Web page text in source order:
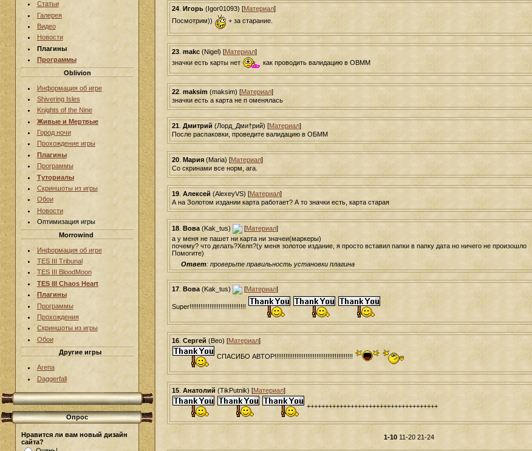
Статьи
Галерея
Видео
Новости
Плагины
Программы
Oblivion
Информация об игре
Shivering Isles
Knights of the Nine
Живые и Мертвые
Город ночи
Прохождение игры
Плагины
Программы
Туториалы
Скриншоты из игры
Обои
Новости
Оптимизация игры
Morrowind
Информация об игре
TES III Tribunal
TES III BloodMoon
TES III Chaos Heart
Плагины
Программы
Прохождения
Скриншоты из игры
Обои
Другие игры
Arena
Daggerfall
Опрос
Нравится ли вам новый дизайн
сайта?
24. Игорь(Igor01093) [Материал]
Посмотрим))
+ за старание.
23. makc(Nigel) [Материал]
значки есть карты нет
как проводить валидацию в OBMM
22. maksim(maksim) [Материал]
значки есть а карта не п оменялась
21 Дмитрий (Лорд_Дми†рий) [Материал]
После распаковки, проведите валидацию в ОБММ
20. Мария(Maria) [Материал]
Со скринами все норм, ага.
19. Алексей (AlexeyVS) [Материал]
А на Золотом издании карта работает? А то значки есть, карта старая
18. Вова(Kak_tus) [Материал]
а у меня не пашет ни карта ни значеи(маркеры)
почему? что делать?Хелп?(у меня золотое издание, я просто вставил папки в папку дата но ничего не произошло
Помогите)
Ответ: проверьте правильность установки плагина
17. Вова(Kak_tus) [Материал]
Super!!!!!!!!!!!!!!!!!!!!!!!!!!!!!!!
16. Сергей (Beo) [Материал]
СПАСИБО ABTОР!!!!!!!!!!!!!!!!!!!!!!!!!!!!!!!!!!!!!!!!!!!
15. Анатолий (TikPutnik) [Материал]
++++++++++++++++++++++++++++++++++++
1-10 11-20 21-24